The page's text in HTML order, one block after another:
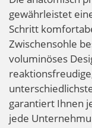
gewährleistet
Schritt
Zwischensohle
voluminöses
garantiert Ihnen
jede